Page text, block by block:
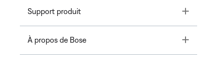
Support produit Toggle
À propos de Bose Toggle